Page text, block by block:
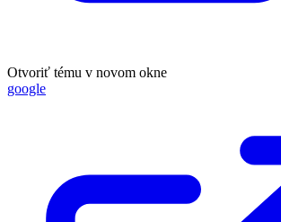
Otvoriť tému v novom okne
google